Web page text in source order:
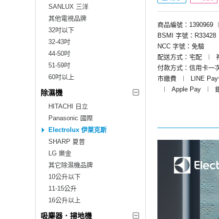
SANLUX 三洋
其他電視品牌
32吋以下
32-43吋
44-50吋
51-59吋
60吋以上
除濕機
HITACHI 日立
Panasonic 國際
Electrolux 伊萊克斯
SHARP 夏普
LG 樂金
其它除濕機品牌
10公升以下
11-15公升
16公升以上
吸塵器．掃地機
商品編號：1390969
BSMI 字號：R33428
NCC 字號：免驗
配送方式：宅配
︱
付款方式：信用卡一
市繳費
︱
LINE
︱
Apple Pay ︱